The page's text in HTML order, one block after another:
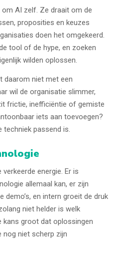
AI zelf. Ze draait om de
proposities en keuzes
doen het omgekeerd.
tool of de hype, en zoeken
wilden oplossen.
daarom niet met een
wil de organisatie slimmer,
frictie, inefficiëntie of gemiste
iets aan toevoegen?
passend is.
energie. Er is
allemaal kan, er zijn
demo’s, en intern groeit de druk
niet helder is welk
kans groot dat oplossingen
nog niet scherp zijn